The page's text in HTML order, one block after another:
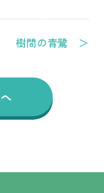
樹間の青鷺 ＞